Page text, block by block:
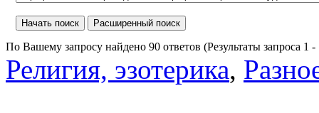
По Вашему запросу найдено 90 ответов (Результаты запроса 1 -
Религия, эзотерика,